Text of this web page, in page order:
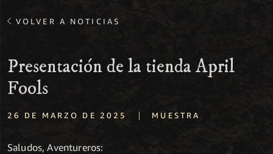
VOLVER A NOTICIAS
Presentación de la tienda April
Fools
26 DE MARZO DE 2025 | MUESTRA
Saludos, Aventureros: